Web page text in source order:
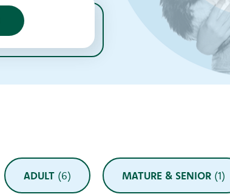
ADULT (6) MATURE & SENIOR (1)